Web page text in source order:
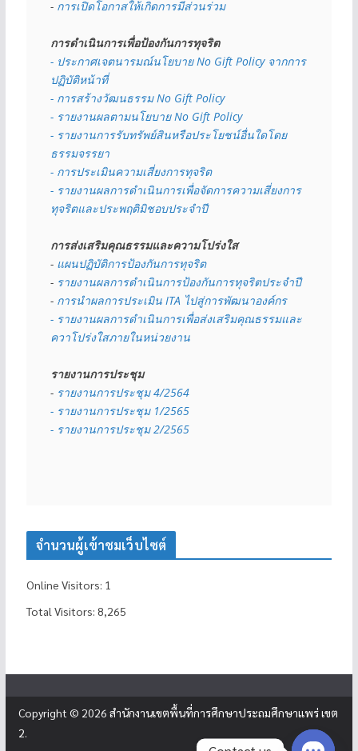
- การเปิดโอกาสให้เกิดการมีส่วนร่วม
การดำเนินการเพื่อป้องกันการทุจริต
- ประกาศเจตนารมณ์นโยบาย No Gift Policy จากการ
ปฏิบัติหน้าที่
- การสร้างวัฒนธรรม No Gift Policy
- รายงานผลตามนโยบาย No Gift Policy
- รายงานการรับทรัพย์สินหรือประโยชน์อื่นใดโดย
ธรรมจรรยา
- การประเมินความเสี่ยงการทุจริต
- รายงานผลการดำเนินการเพื่อจัดการความเสี่ยงการ
ทุจริตและประพฤติมิชอบประจำปี
การส่งเสริมคุณธรรมและความโปร่งใส
- แผนปฏิบัติการป้องกันการทุจริต
- รายงานผลการดำเนินการป้องกันการทุจริตประจำปี
- การนำผลการประเมิน ITA ไปสู่การพัฒนาองค์กร
- รายงานผลการดำเนินการเพื่อส่งเสริมคุณธรรมและ
ควาโปร่งใสภายในหน่วยงาน
รายงานการประชุม
- รายงานการประชุม 4/2564
- รายงานการประชุม 1/2565
- รายงานการประชุม 2/2565
จำนวนผู้เข้าชมเว็บไซต์
Online Visitors: 1
Total Visitors: 8,265
Copyright © 2026 สำนักงานเขตพื้นที่การศึกษาประถมศึกษาแพร่ เขต
2.